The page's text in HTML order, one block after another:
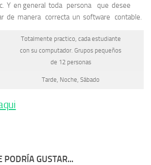
Y en general toda persona que desee
de manera correcta un software contable.
Totalmente practico, cada estudiante
con su computador. Grupos pequeños
de 12 personas
Tarde, Noche, Sábado
PODRÍA GUSTAR...